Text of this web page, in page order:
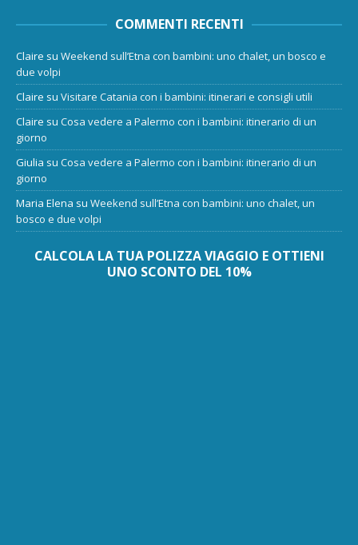
COMMENTI RECENTI
Claire su Weekend sull’Etna con bambini: uno chalet, un bosco e
due volpi
Claire su Visitare Catania con i bambini: itinerari e consigli utili
Claire su Cosa vedere a Palermo con i bambini: itinerario di un
giorno
Giulia su Cosa vedere a Palermo con i bambini: itinerario di un
giorno
Maria Elena su Weekend sull’Etna con bambini: uno chalet, un
bosco e due volpi
CALCOLA LA TUA POLIZZA VIAGGIO E OTTIENI
UNO SCONTO DEL 10%